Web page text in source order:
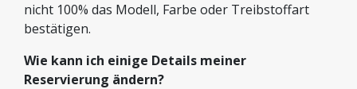
nicht 100% das Modell, Farbe oder Treibstoffart
bestätigen.
Wie kann ich einige Details meiner
Reservierung ändern?